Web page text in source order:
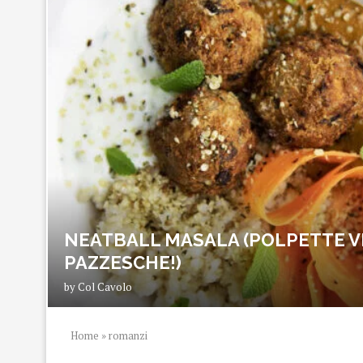
NEATBALL MASALA (POLPETTE
PAZZESCHE!)
byCol Cavolo
Home »romanzi